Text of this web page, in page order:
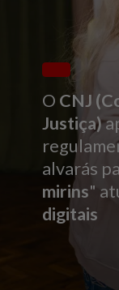
O CNJ
Justiça)
alvarás
mirins"
digitais